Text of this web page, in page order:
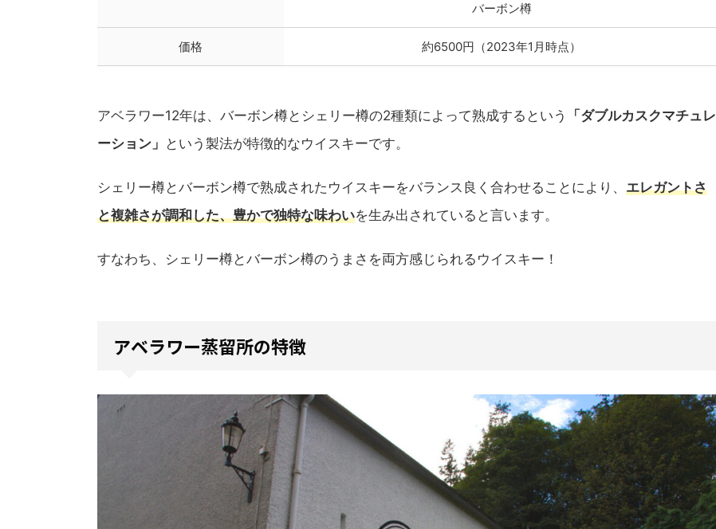
バーボン樽
価格 約6500円（2023年1月時点）
アベラワー12年は、バーボン樽とシェリー樽の2種類によって熟成するという
「ダブルカスクマチュレ
ーション」 という製法が特徴的なウイスキーです。
シェリー樽とバーボン樽で熟成されたウイスキーをバランス良く合わせることにより、 エレガントさ
と複雑さが調和した、豊かで独特な味わいを生み出されていると言います。
すなわち、シェリー樽とバーボン樽のうまさを両方感じられるウイスキー！
アベラワー蒸留所の特徴